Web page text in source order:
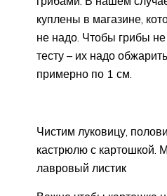
куплены в магазине,
не надо. Чтобы грибы
тесту – их надо
примерно по 1 см.
Чистим луковицу,
кастрюлю с картошкой.
лавровый листик